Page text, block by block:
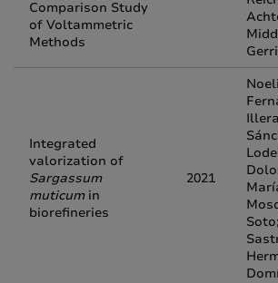
Comparison Study
of Voltammetric
Methods
Integrated
valorization of
Sargassum
muticumin
biorefineries
2021